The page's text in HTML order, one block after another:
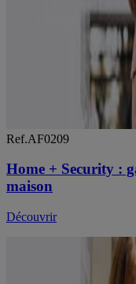
Ref.AF0209
Home + Security :
maison
Découvrir